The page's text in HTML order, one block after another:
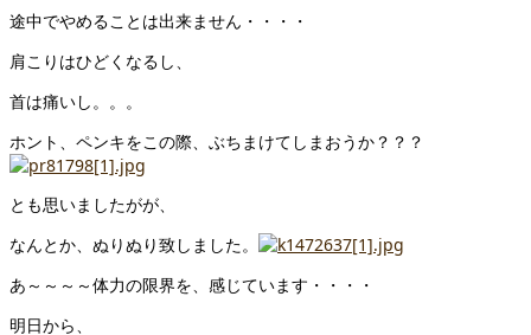
途中でやめることは出来ません・・・・
肩こりはひどくなるし、
首は痛いし。。。
ホント、ペンキをこの際、ぶちまけてしまおうか？？？
とも思いましたがが、
なんとか、ぬりぬり致しました。
あ～～～～体力の限界を、感じています・・・・
明日から、